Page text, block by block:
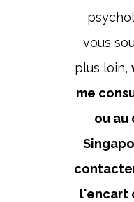
vous
plus loin,
me
ou au
l'encart